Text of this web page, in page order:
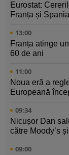
Eurostat:
Franța și
13:00
Franța atinge
60 de ani
11:00
Noua eră a
Europeană
09:34
Nicușor Dan
către Moody’s
09:00